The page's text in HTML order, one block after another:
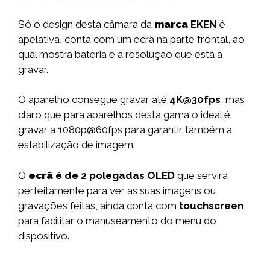
Só o design desta câmara da marca EKEN é
apelativa, conta com um ecrã na parte frontal, ao
qual mostra bateria e a resolução que está a
gravar.
O aparelho consegue gravar até 4K@30fps, mas
claro que para aparelhos desta gama o ideal é
gravar a 1080p@60fps para garantir também a
estabilização de imagem.
O ecrã é de 2 polegadas OLED que servirá
perfeitamente para ver as suas imagens ou
gravações feitas, ainda conta com touchscreen
para facilitar o manuseamento do menu do
dispositivo.